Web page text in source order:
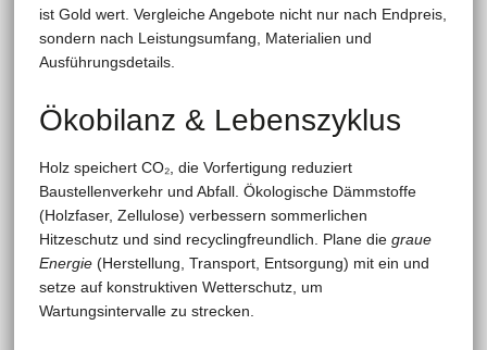
ist Gold wert. Vergleiche Angebote nicht nur nach Endpreis,
sondern nach Leistungsumfang, Materialien und
Ausführungsdetails.
Ökobilanz & Lebenszyklus
Holz speichert CO₂, die Vorfertigung reduziert
Baustellenverkehr und Abfall. Ökologische Dämmstoffe
(Holzfaser, Zellulose) verbessern sommerlichen
Hitzeschutz und sind recyclingfreundlich. Plane die graue
Energie(Herstellung, Transport, Entsorgung) mit ein und
setze auf konstruktiven Wetterschutz, um
Wartungsintervalle zu strecken.